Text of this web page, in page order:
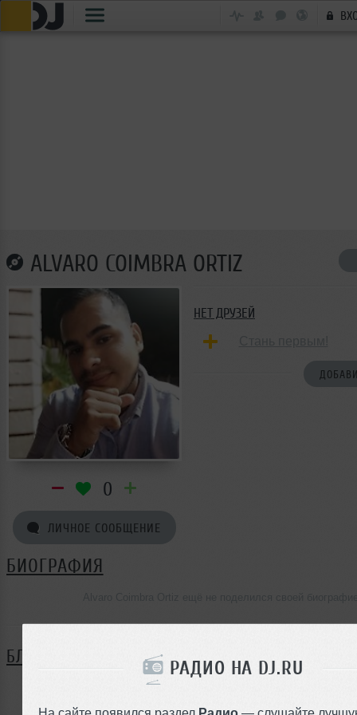
РАДИО НА DJ.RU
На сайте появился раздел Радио — слушайте
ALVARO COIMBRA ORTIZ
0
ЛИЧНОЕ СООБЩЕНИЕ
НЕТ ДРУЗЕЙ
БИОГРАФИЯ
БЛОГ